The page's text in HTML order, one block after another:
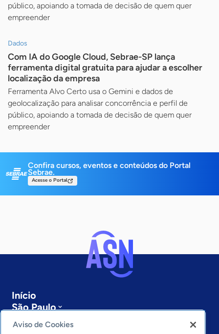
público, apoiando a tomada de decisão de quem quer
empreender
Dados
Com IA do Google Cloud, Sebrae-SP lança
ferramenta digital gratuita para ajudar a escolher
localização da empresa
Ferramenta Alvo Certo usa o Gemini e dados de
geolocalização para analisar concorrência e perfil de
público, apoiando a tomada de decisão de quem quer
empreender
Confira cursos, eventos e conteúdos do Portal
Sebrae.
Acesse o Portal
Início
São Paulo
Sobre a ASN
Últimas notícias
Aviso de Cookies